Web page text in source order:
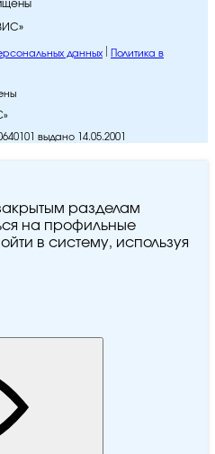
данных
Политика в
выдано 14.05.2001
разделам
на профильные
в систему, используя